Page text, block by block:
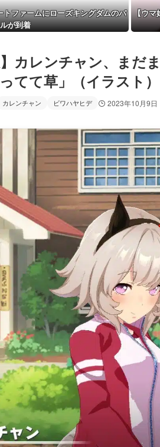
ファームにローズキングダムのパ
が到着
【ウマ
】カレンチャン、まだ
てて草」（イラスト）
カレンチャン ビワハヤヒデ 2023年10月9日